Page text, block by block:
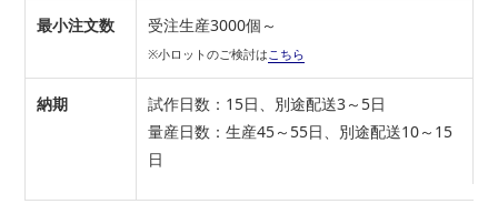
最小注文数 受注生産3000個～
※小ロットのご検討は こちら
納期
試作日数：15日、別途配送3～5日
量産日数：生産45～55日、別途配送10～15
日